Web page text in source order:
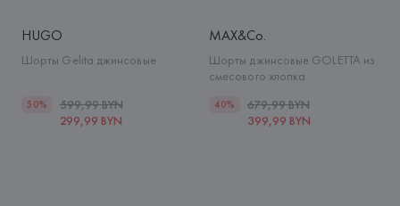
HUGO
Шорты Gelita джинсовые
50%
599,99 BYN
299,99 BYN
MAX&Co.
Шорты джинсовые GOLETTA из
смесового хлопка
40%
679,99 BYN
399,99 BYN